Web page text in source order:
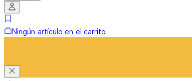
Ningún artículo en el carrito